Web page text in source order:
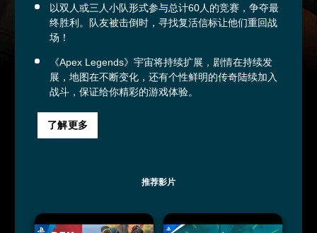
以双人或三人小队形式参与总计60人的竞赛，争夺最
终胜利。队友被击倒时，寻找复活信标让他们重回战
场！
《Apex Legends》宇宙将持续扩展，剧情在持续发
展，地图在不断变化，还有个性鲜明的传奇陆续加入
战斗，保证给你精彩的游戏体验。
了解更多
推荐影片